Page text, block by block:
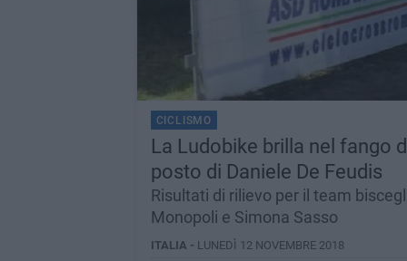
CICLISMO
La Ludobike brilla nel fango
posto di Daniele De Feudis
Risultati di rilievo per il team
Monopoli e Simona Sasso
ITALIA - LUNEDÌ 12 NOVEMBRE 2018